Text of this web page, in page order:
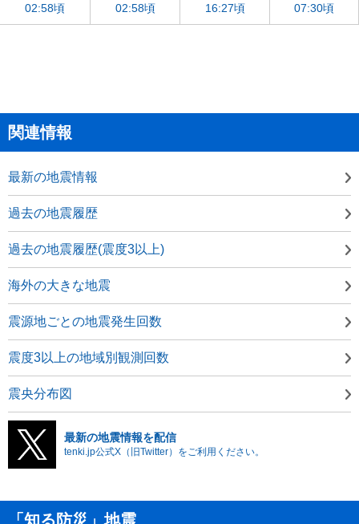
02:58頃
02:58頃
16:27頃
07:30頃
関連情報
最新の地震情報
過去の地震履歴
過去の地震履歴(震度3以上)
海外の大きな地震
震源地ごとの地震発生回数
震度3以上の地域別観測回数
震央分布図
最新の地震情報を配信
tenki.jp公式X（旧Twitter）をご利用ください。
「知る防災」地震